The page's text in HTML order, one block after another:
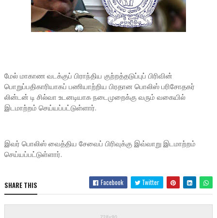
மேல் மாகாண வடக்குப் பிராந்திய குற்றத்தடுப்புப் பிரிவின்
பொறுப்பதிகாரியாகப் பணியாற்றிய பிரதான பொலிஸ் பரிசோதகர்
லின்டன் டி சில்வா உடனடியாக நடைமுறைக்கு வரும் வகையில்
இடமாற்றம் செய்யப்பட்டுள்ளார்.
இவர் பொலிஸ் வைத்திய சேவைப் பிரிவுக்கு இவ்வாறு இடமாற்றம்
செய்யப்பட்டுள்ளார்.
SHARE THIS Facebook Twitter